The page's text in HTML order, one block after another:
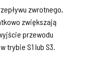
zwrotnego,
zwiększają
przewodu
trybie S1 lub S3.